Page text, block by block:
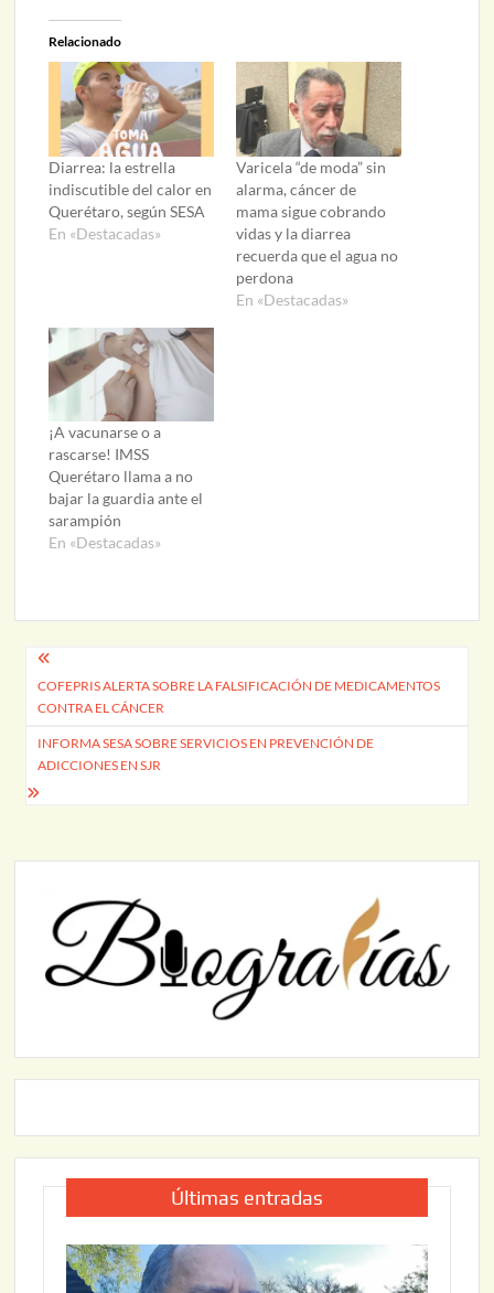
Relacionado
Diarrea: la estrella
indiscutible del calor en
Querétaro, según SESA
En «Destacadas»
Varicela “de moda” sin
alarma, cáncer de
mama sigue cobrando
vidas y la diarrea
recuerda que el agua no
perdona
En «Destacadas»
¡A vacunarse o a
rascarse! IMSS
Querétaro llama a no
bajar la guardia ante el
sarampión
En «Destacadas»
Navegación
de
entradas
COFEPRIS ALERTA SOBRE LA FALSIFICACIÓN DE MEDICAMENTOS
CONTRA EL CÁNCER
INFORMA SESA SOBRE SERVICIOS EN PREVENCIÓN DE
ADICCIONES EN SJR
Últimas entradas